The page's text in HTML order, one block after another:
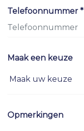
Telefoonnummer *
Maak een keuze
Opmerkingen